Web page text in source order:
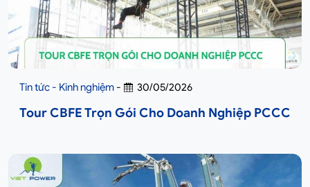
Tin tức - Kinh nghiệm - 30/05/2026
Tour CBFE Trọn Gói Cho Doanh Nghiệp PCCC